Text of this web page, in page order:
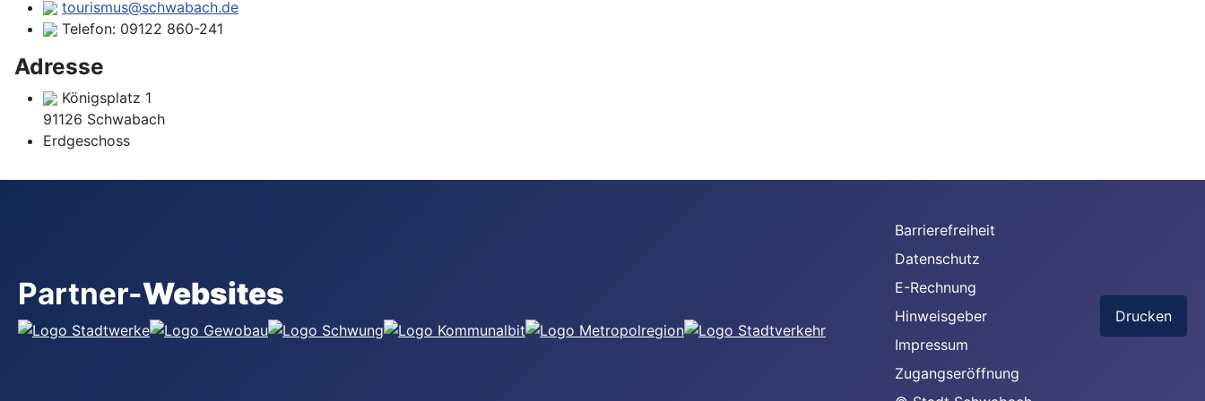
tourismus@schwabach.de
Telefon: 09122 860-241
Adresse
Königsplatz 1
91126 Schwabach
Erdgeschoss
Partner-Websites
Barrierefreiheit
Datenschutz
E-Rechnung
Hinweisgeber
Impressum
Zugangseröffnung
Drucken